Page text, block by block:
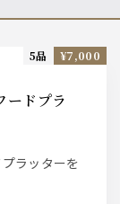
5品 ¥7,000